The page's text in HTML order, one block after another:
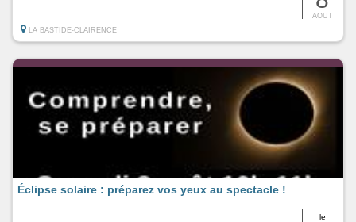
AOUT
LA BASTIDE-CLAIRENCE
le
Éclipse solaire : préparez vos yeux au spectacle !